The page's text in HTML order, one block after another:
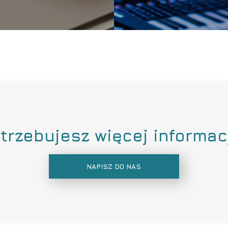
więcej
NAPISZ DO NAS